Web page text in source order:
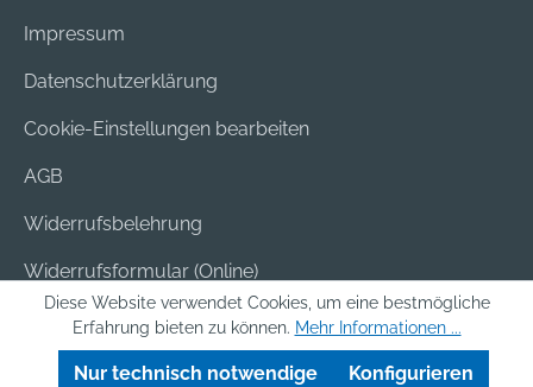
Impressum
Datenschutzerklärung
Cookie-Einstellungen bearbeiten
AGB
Widerrufsbelehrung
Widerrufsformular (Online)
Versand & Bezahlung
Batterieentsorgung
Diese Website verwendet Cookies, um eine bestmögliche
Erfahrung bieten zu können. Mehr Informationen ...
Nur technisch notwendige Konfigurieren